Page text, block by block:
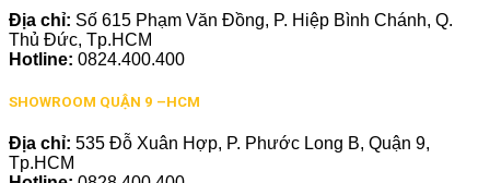
Địa chỉ: Số 615 Phạm Văn Đồng, P. Hiệp Bình Chánh, Q.
Thủ Đức, Tp.HCM
Hotline: 0824.400.400
SHOWROOM QUẬN 9 –HCM
Địa chỉ: 535 Đỗ Xuân Hợp, P. Phước Long B, Quận 9,
Tp.HCM